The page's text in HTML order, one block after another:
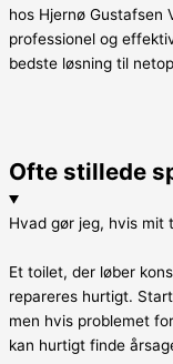
hos Hjernø Gustafsen
professionel og
bedste løsning til
Ofte stillede
Hvad gør jeg, hvis mit
Et toilet, der løber
repareres hurtigt.
men hvis problemet
kan hurtigt finde